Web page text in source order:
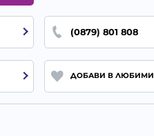
(0879) 801 808
ДОБАВИ В ЛЮБИМИ